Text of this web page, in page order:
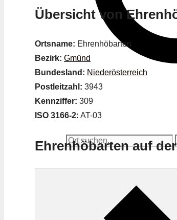
Übersicht von
Ortsname: Ehrenhöbarten
Bezirk: Gmünd
Bundesland: Niederösterreich
Postleitzahl: 3943
Kennziffer: 309
ISO 3166-2: AT-03
Ehrenhöbarten auf